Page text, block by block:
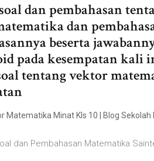
dan pembahasan
dan
beserta
pada kesempatan kali
tentang vektor
Matematika Minat Kls 10 | Blog Sekolah
dan Pembahasan Matematika